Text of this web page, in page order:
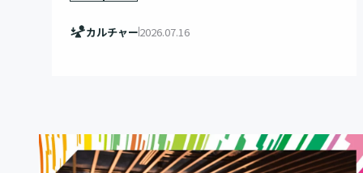
カルチャー2026.07.16